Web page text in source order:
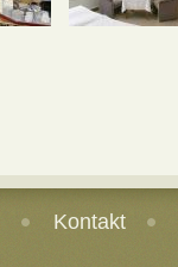
Kontakt